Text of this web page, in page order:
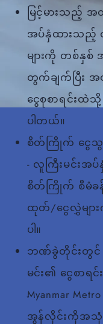
မြင့်မားသည့် အ
အပ်နှံထားသည့် ဝ
များကို တစ်နှစ်
တွက်ချက်ပြီး အ
ငွေစုစာရင်းထဲ
ပါတယ်။
စိတ်ကြိုက် ငွေသွ
- လူကြီးမင်းအပ်
စိတ်ကြိုက် စီမံခ
ထုတ်/ငွေလွှဲမျာ
ပါ။
ဘဏ်ခွဲတိုင်းတွင်
မင်း၏ ငွေစာရ
Myanmar
အွန်လိုင်းကိုအသုံ